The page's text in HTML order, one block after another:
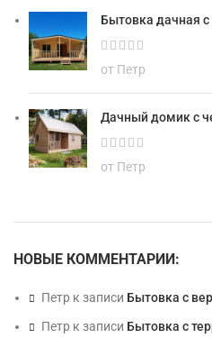
Бытовка дачная
от Петр
Дачный домик с
от Петр
НОВЫЕ КОММЕНТАРИИ:
Петр к записи Бытовка с
Петр к записи Бытовка с